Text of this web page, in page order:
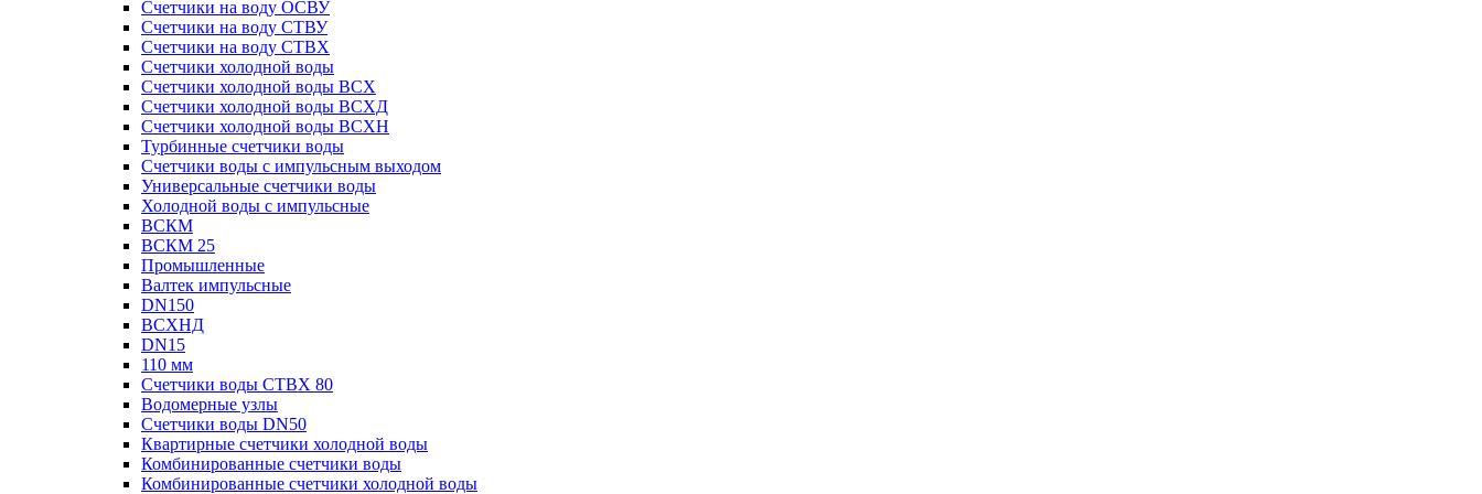
Счетчики на воду ОСВУ
Счетчики на воду СТВУ
Счетчики на воду СТВХ
Счетчики холодной воды
Счетчики холодной воды ВСХ
Счетчики холодной воды ВСХД
Счетчики холодной воды ВСХН
Турбинные счетчики воды
Счетчики воды с импульсным выходом
Универсальные счетчики воды
Холодной воды с импульсные
ВСКМ
ВСКМ 25
Промышленные
Валтек импульсные
DN150
ВСХНД
DN15
110 мм
Счетчики воды СТВХ 80
Водомерные узлы
Счетчики воды DN50
Квартирные счетчики холодной воды
Комбинированные счетчики воды
Комбинированные счетчики холодной воды